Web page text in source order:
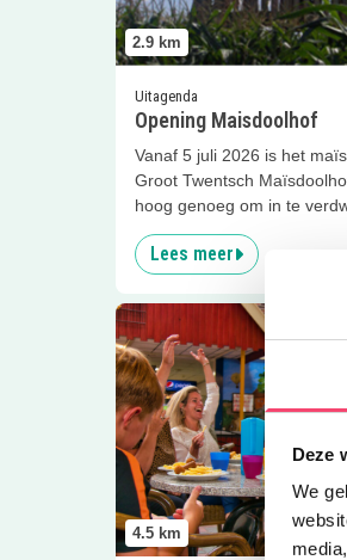
Deze
We
2.9 km
Uitagenda
Opening Maisdoolhof
Vanaf 5 juli 2026 is het
Groot Twentsch
hoog genoeg om in te
Lees meer
4.5 km
Lees meer Feest bij